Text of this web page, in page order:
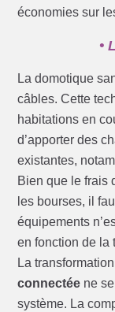
économies sur
•
La domotique
câbles. Cette
habitations en
d’apporter des
existantes,
Bien que le frais
les bourses, il
équipements
en fonction de la
La
connectée ne
système. La